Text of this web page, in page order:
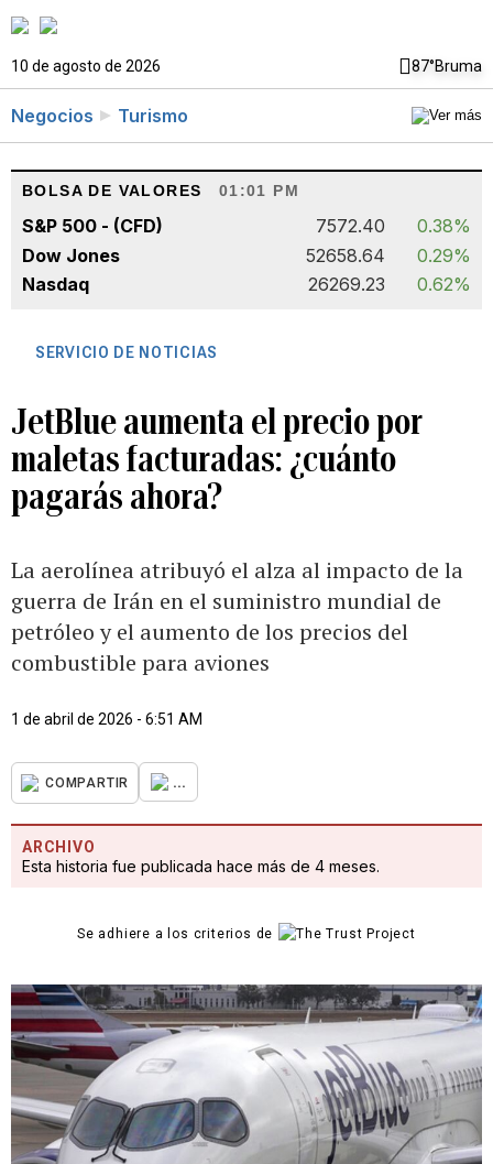
10 de agosto de 2026 87°Bruma
Negocios Turismo
BOLSA DE VALORES 01:01 PM
S&P 500 - (CFD) 7572.40
0.38%
Dow Jones
52658.64
0.29%
Nasdaq
26269.23 0.62%
SERVICIO DE NOTICIAS
JetBlue aumenta el precio por
maletas facturadas: ¿cuánto
pagarás ahora?
La aerolínea atribuyó el alza al impacto de la
guerra de Irán en el suministro mundial de
petróleo y el aumento de los precios del
combustible para aviones
1 de abril de 2026 - 6:51 AM
COMPARTIR ...
ARCHIVO
Esta historia fue publicada hace más de 4 meses.
Se adhiere a los criterios de